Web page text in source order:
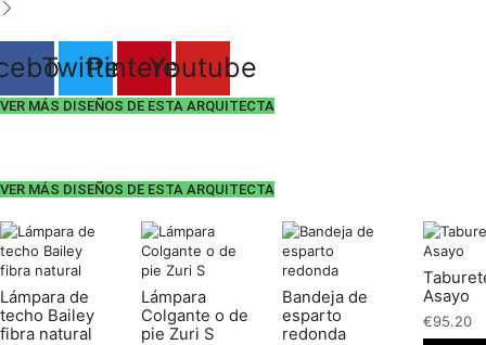
TwitterPinterestYoutube
VER MÁS DISEÑOS DE ESTA ARQUITECTA
VER MÁS DISEÑOS DE ESTA ARQUITECTA
Lámpara de
techo Bailey
fibra natural
Lámpara
Colgante o de
pie Zuri S
Bandeja de
esparto
redonda
Asayo
€95.20